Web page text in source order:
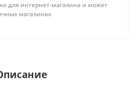
для интернет-магазина и может
магазинах